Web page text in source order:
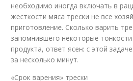
необходимо иногда включать в
жесткости мяса трески не все
приготовление. Сколько варить
запомнившего некоторые
продукта, ответ ясен: с этой
за несколько минут.
«Срок варения» трески